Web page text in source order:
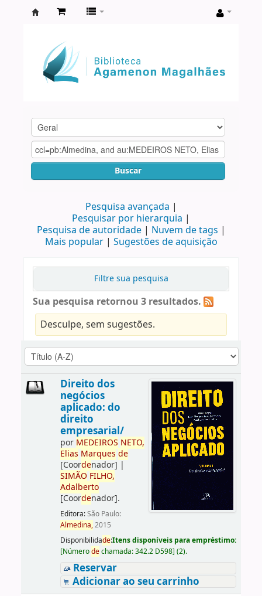
Agamenon
Magalhães
Buscar
Pesquisa avançada
Pesquisar por hierarquia
Pesquisa de autoridade
Nuvem de tags
Mais popular
Sugestões de aquisição
Filtre sua pesquisa
Sua pesquisa retornou 3 resultados.
Desculpe, sem sugestões.
Direito dos
negócios
aplicado: do
direito
empresarial/
por MEDEIROS NETO,
Elias Marques de
[Coordenador] |
SIMÃO FILHO,
Adalberto
[Coordenador].
Editora:São Paulo:
Almedina,2015
Disponibilidade:Itens disponíveis para empréstimo:
[Númerodechamada:342.2 D598] (2).
Reservar
Adicionar ao seu carrinho